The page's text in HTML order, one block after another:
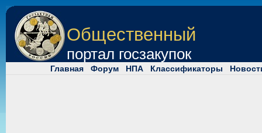
Общественный
портал госзакупок
Главная Форум НПА Классификаторы